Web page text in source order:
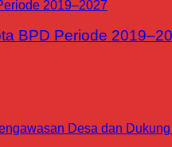
BPD Periode